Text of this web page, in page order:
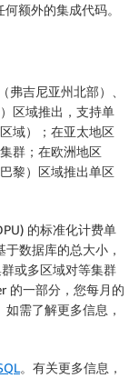
额外的集成代码。
弗吉尼亚州北部）、
区域推出，支持单
域）；在亚太地区
群；在欧洲地区
黎）区域推出单区
的标准化计费单
数据库的总大小，
或多区域对等集群
的一部分，您每月的
需了解更多信息，
。有关更多信息，